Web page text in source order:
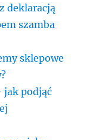
deklaracją
szamba
sklepowe
jak podjąć